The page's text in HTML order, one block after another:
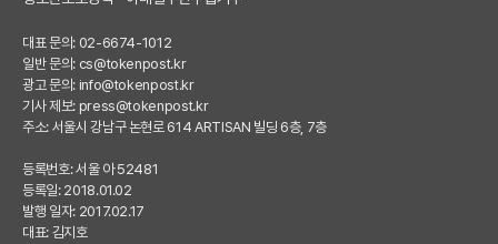
대표 문의: 02-6674-1012
일반 문의: cs@tokenpost.kr
광고 문의: info@tokenpost.kr
기사 제보: press@tokenpost.kr
주소: 서울시 강남구 논현로 614 ARTISAN 빌딩 6층, 7층
등록번호: 서울 아 52481
등록일: 2018.01.02
발행 일자: 2017.02.17
대표: 김지호